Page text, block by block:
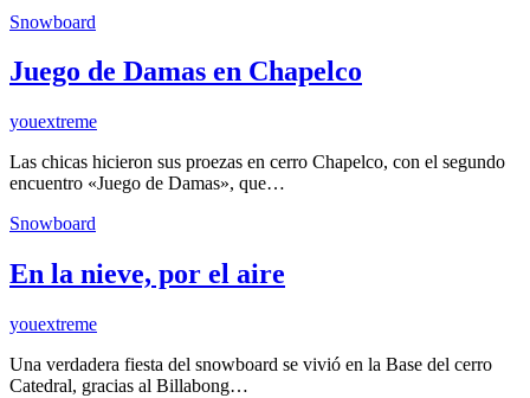
Snowboard
Juego de Damas en Chapelco
youextreme
Las chicas hicieron sus proezas en cerro Chapelco, con el segundo
encuentro «Juego de Damas», que…
Snowboard
En la nieve, por el aire
youextreme
Una verdadera fiesta del snowboard se vivió en la Base del cerro
Catedral, gracias al Billabong…